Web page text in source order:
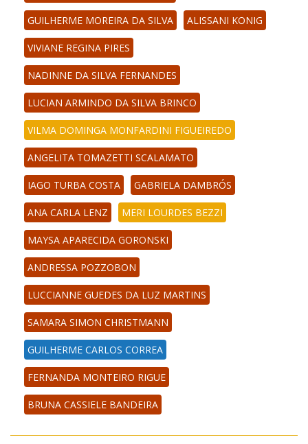
GUILHERME MOREIRA DA SILVA ALISSANI KONIG
VIVIANE REGINA PIRES
NADINNE DA SILVA FERNANDES
LUCIAN ARMINDO DA SILVA BRINCO
VILMA DOMINGA MONFARDINI FIGUEIREDO
ANGELITA TOMAZETTI SCALAMATO
IAGO TURBA COSTA GABRIELA DAMBRÓS
ANA CARLA LENZ MERI LOURDES BEZZI
MAYSA APARECIDA GORONSKI
ANDRESSA POZZOBON
LUCCIANNE GUEDES DA LUZ MARTINS
SAMARA SIMON CHRISTMANN
GUILHERME CARLOS CORREA
FERNANDA MONTEIRO RIGUE
BRUNA CASSIELE BANDEIRA